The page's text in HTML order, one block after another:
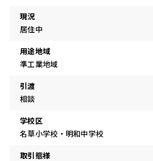
現況
居住中
用途地域
準工業地域
引渡
相談
学校区
名草小学校・明和中学校
取引態様